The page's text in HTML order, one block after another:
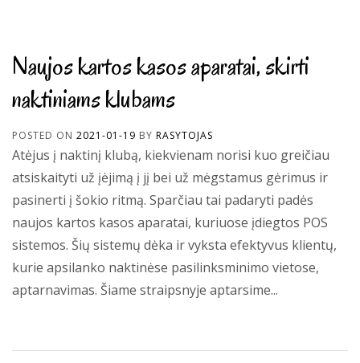
Naujos kartos kasos aparatai, skirti
naktiniams klubams
POSTED ON 2021-01-19 BY RASYTOJAS
Atėjus į naktinį klubą, kiekvienam norisi kuo greičiau
atsiskaityti už įėjimą į jį bei už mėgstamus gėrimus ir
pasinerti į šokio ritmą. Sparčiau tai padaryti padės
naujos kartos kasos aparatai, kuriuose įdiegtos POS
sistemos. Šių sistemų dėka ir vyksta efektyvus klientų,
kurie apsilanko naktinėse pasilinksminimo vietose,
aptarnavimas. Šiame straipsnyje aptarsime...